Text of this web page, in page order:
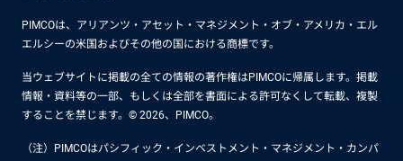
PIMCOは、アリアンツ・アセット・マネジメント・オブ・アメリカ・エル
エルシーの米国およびその他の国における商標です。
当ウェブサイトに掲載の全ての情報の著作権はPIMCOに帰属します。掲載
情報・資料等の一部、もしくは全部を書面による許可なくして転載、複製
することを禁じます。© 2026、PIMCO。
（注）PIMCOはパシフィック・インベストメント・マネジメント・カンパ